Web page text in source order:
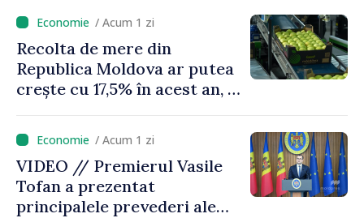
puțin munca, stimulăm
investițiile, taxăm viciile și
echilibrăm taxarea
consumului”
/ Acum 1 zi
Recolta de mere din
Republica Moldova ar putea
crește cu 17,5% în acest an, în
este estimată în scădere
/ Acum 1 zi
VIDEO // Premierul Vasile
Tofan a prezentat
principalele prevederi ale